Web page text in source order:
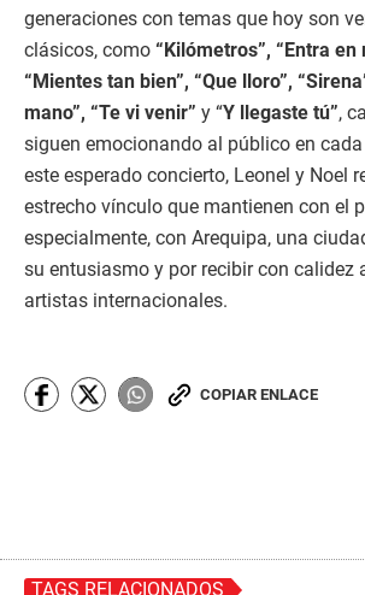
generaciones con temas que hoy son
clásicos, como “Kilómetros”, “Entra en
“Mientes tan bien”, “Que lloro”,
mano”, “Te vi venir” y “Y llegaste tú”,
siguen emocionando al público en
este esperado concierto, Leonel y Noel
estrecho vínculo que mantienen con el
especialmente, con Arequipa, una
su entusiasmo y por recibir con calidez
artistas internacionales.
COPIAR ENLACE
TAGS RELACIONADOS